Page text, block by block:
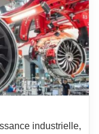
industrielle,